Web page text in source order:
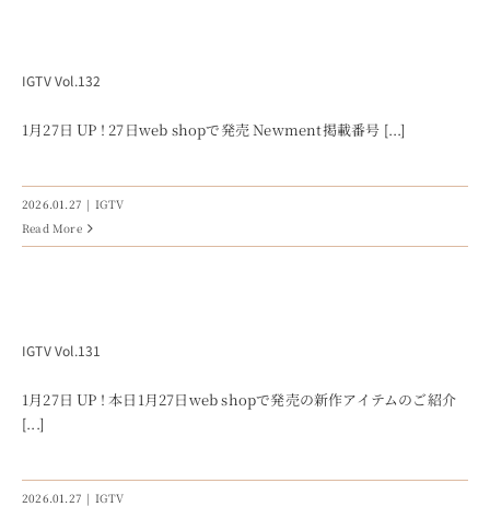
CONTACT
ONLINE SHOP
IGTV Vol.132
1月27日 UP ! 27日web shopで発売 Newment掲載番号 [...]
2026.01.27 | IGTV
Read More
IGTV Vol.131
1月27日 UP ! 本日1月27日web shopで発売の新作アイテムのご紹介
[...]
2026.01.27 | IGTV